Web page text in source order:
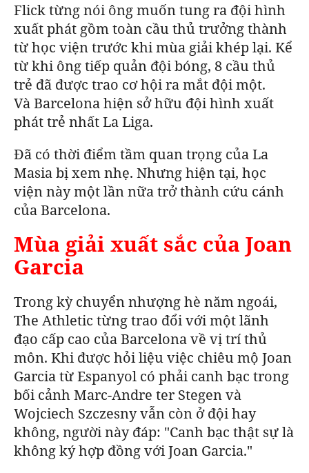
Flick từng nói ông muốn tung ra đội hình
xuất phát gồm toàn cầu thủ trưởng thành
từ học viện trước khi mùa giải khép lại. Kể
từ khi ông tiếp quản đội bóng, 8 cầu thủ
trẻ đã được trao cơ hội ra mắt đội một.
VàBarcelonahiện sở hữu đội hình xuất
phát trẻ nhất La Liga.
Đã có thời điểm tầm quan trọng của La
Masia bị xem nhẹ. Nhưng hiện tại, học
viện này một lần nữa trở thành cứu cánh
củaBarcelona.
Mùa giải xuất sắc của Joan
Garcia
Trong kỳ chuyển nhượng hè năm ngoái,
The Athletic từng trao đổi với một lãnh
đạo cấp cao của Barcelona về vị trí thủ
môn. Khi được hỏi liệu việc chiêu mộ Joan
Garcia từ Espanyol có phải canh bạc trong
bối cảnh Marc-Andre ter Stegen và
Wojciech Szczesny vẫn còn ở đội hay
không, người này đáp: "Canh bạc thật sự là
không ký hợp đồng với Joan Garcia."